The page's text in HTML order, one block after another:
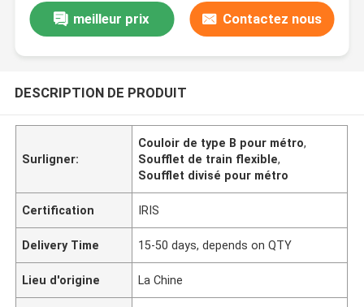
meilleur prix Contactez nous
DESCRIPTION DE PRODUIT
Surligner:
Couloir de type B pour métro,
Soufflet de train flexible,
Soufflet divisé pour métro
Certification IRIS
Delivery Time 15-50 days, depends on QTY
Lieu d'origine La Chine